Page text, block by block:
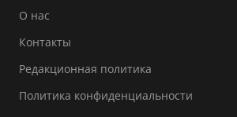
О нас
Контакты
Редакционная политика
Политика конфиденциальности